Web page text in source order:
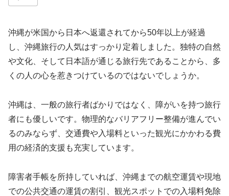
沖縄が米国から日本へ返還されてから50年以上が経過
し、沖縄旅行の人気はすっかり定着しました。独特の自然
や文化、そして日本語が通じる旅行先であることから、多
くの人の心を惹きつけているのではないでしょうか。
沖縄は、一般の旅行者ばかりではなく、障がいを持つ旅行
者にも優しいです。物理的なバリアフリー整備が進んでい
るのみならず、交通費や入場料といった観光にかかわる費
用の経済的支援も充実しています。
障害者手帳を所持していれば、沖縄までの航空運賃や現地
での公共交通の運賃の割引、観光スポットでの入場料免除